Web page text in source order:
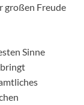
großen Freude
Sinne